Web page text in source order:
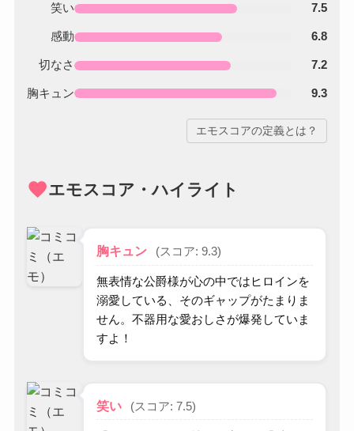
笑い 7.5
感動 6.8
切なさ 7.2
胸キュン 9.3
エモスコアの定義とは？
favoriteエモスコア・ハイライト
胸キュン (スコア: 9.3)
無表情な公爵様が心の中ではヒロインを
溺愛している、そのギャップがたまりま
せん。不器用な愛おしさが爆発していま
すよ！
笑い (スコア: 7.5)